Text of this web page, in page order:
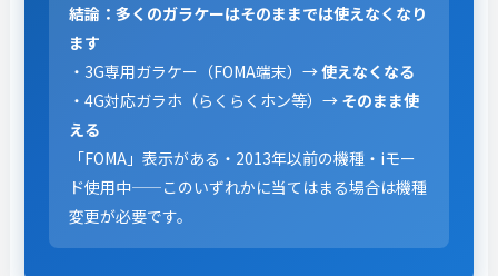
結論：多くのガラケーはそのままでは使えなくなり
ます
・3G専用ガラケー（FOMA端末）→使えなくなる
・4G対応ガラホ（らくらくホン等）→ そのまま使
える
「FOMA」表示がある・2013年以前の機種・iモー
ド使用中——このいずれかに当てはまる場合は機種
変更が必要です。